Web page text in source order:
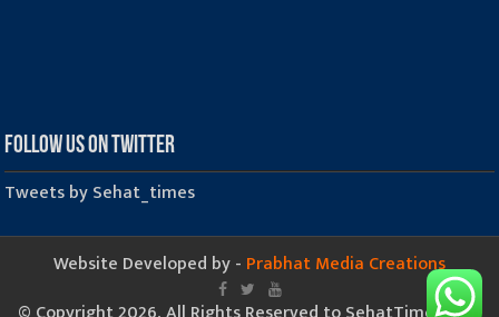
Follow us on Twitter
Tweets by Sehat_times
Website Developed by - Prabhat Media Creations